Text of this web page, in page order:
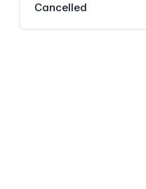
Cancelled